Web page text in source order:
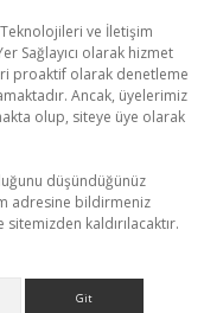
Teknolojileri ve İletişim
Sağlayıcı olarak hizmet
proaktif olarak denetleme
Ancak, üyelerimiz
olup, siteye üye olarak
düşündüğünüz
adresine bildirmeniz
kaldırılacaktır.